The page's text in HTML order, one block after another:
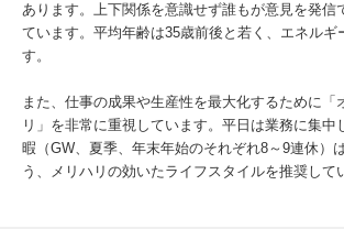
あります。上下関係を意識せず誰もが意見を発信
ています。平均年齢は35歳前後と若く、エネルギ
す。
また、仕事の成果や生産性を最大化するために「
リ」を非常に重視しています。平日は業務に集中
暇（GW、夏季、年末年始のそれぞれ8～9連休）
う、メリハリの効いたライフスタイルを推奨して